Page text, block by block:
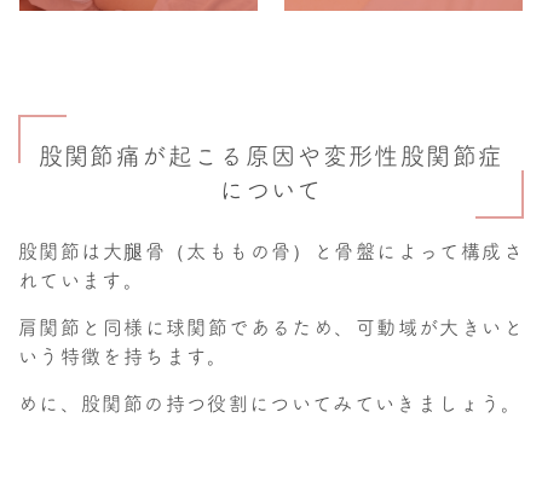
股関節痛が起こる原因や変形性股関節症
について
股関節は大腿骨（太ももの骨）と骨盤によって構成さ
れています。
肩関節と同様に球関節であるため、可動域が大きいと
いう特徴を持ちます。
めに、股関節の持つ役割についてみていきましょう。